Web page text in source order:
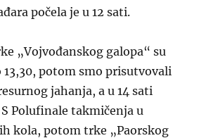
počela je u 12 sati.
„Vojvođanskog galopa“ su
13,30, potom smo prisutvovali
jahanja, a u 14 sati
Polufinale takmičenja u
kola, potom trke „Paorskog